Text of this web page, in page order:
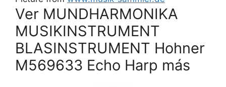
Ver MUNDHARMONIKA
MUSIKINSTRUMENT
BLASINSTRUMENT Hohner
M569633 Echo Harp más